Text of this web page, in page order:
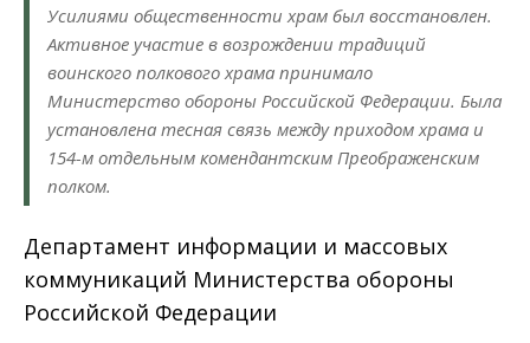
Усилиями общественности храм был восстановлен.
Активное участие в возрождении традиций
воинского полкового храма принимало
Министерство обороны Российской Федерации. Была
установлена тесная связь между приходом храма и
154-м отдельным комендантским Преображенским
полком.
Департамент информации и массовых
коммуникаций Министерства обороны
Российской Федерации